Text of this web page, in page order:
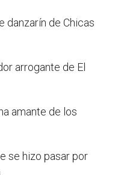
danzarín de Chicas
arrogante de El
amante de los
se hizo pasar por